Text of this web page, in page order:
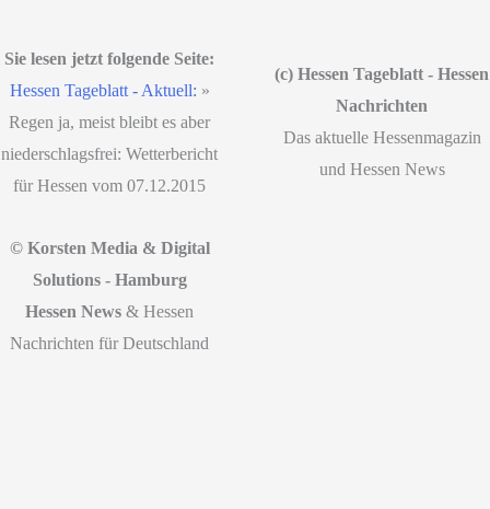
Sie lesen jetzt folgende Seite:
Hessen Tageblatt - Aktuell: »
Regen ja, meist bleibt es aber
niederschlagsfrei: Wetterbericht
für Hessen vom 07.12.2015
(c) Hessen Tageblatt - Hessen
Nachrichten
Das aktuelle Hessenmagazin
und Hessen News
© Korsten Media & Digital
Solutions - Hamburg
Hessen News & Hessen
Nachrichten für Deutschland